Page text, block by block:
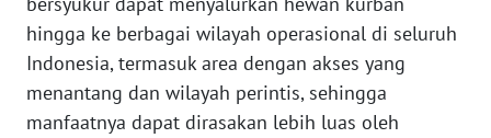
hingga ke berbagai wilayah operasional di seluruh
Indonesia, termasuk area dengan akses yang
menantang dan wilayah perintis, sehingga
manfaatnya dapat dirasakan lebih luas oleh
SUMBAR